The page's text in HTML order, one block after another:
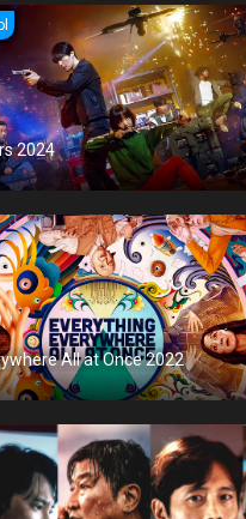
2024
All at Once 2022